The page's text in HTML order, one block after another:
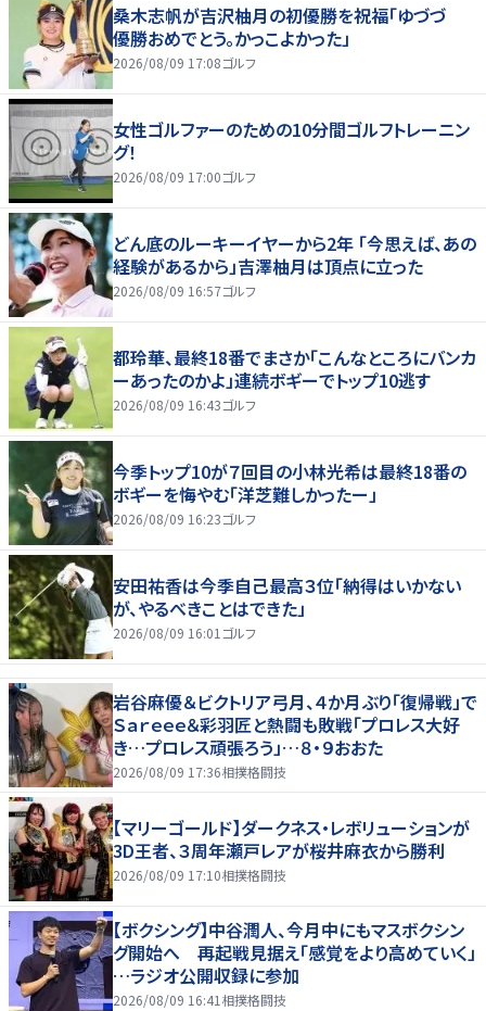
桑木志帆が吉沢柚月の初優勝を祝福「ゆづづ
優勝おめでとう。かっこよかった」
2026/08/09 17:08ゴルフ
女性ゴルファーのための10分間ゴルフトレーニン
グ！
2026/08/09 17:00ゴルフ
どん底のルーキーイヤーから2年 「今思えば、あの
経験があるから」吉澤柚月は頂点に立った
2026/08/09 16:57ゴルフ
都玲華、最終18番でまさか「こんなところにバンカ
ーあったのかよ」連続ボギーでトップ10逃す
2026/08/09 16:43ゴルフ
今季トップ10が７回目の小林光希は最終18番の
ボギーを悔やむ「洋芝難しかったー」
2026/08/09 16:23ゴルフ
安田祐香は今季自己最高３位「納得はいかない
が、やるべきことはできた」
2026/08/09 16:01 ゴルフ
岩谷麻優＆ビクトリア弓月、４か月ぶり「復帰戦」で
Ｓａｒｅｅｅ＆彩羽匠と熱闘も敗戦「プロレス大好
き…プロレス頑張ろう」…８・９おおた
2026/08/09 17:36相撲格闘技
【マリーゴールド】ダークネス・レボリューションが
3D王者、３周年瀬戸レアが桜井麻衣から勝利
2026/08/09 17:10相撲格闘技
【ボクシング】中谷潤人、今月中にもマスボクシン
グ開始へ 再起戦見据え「感覚をより高めていく」
…ラジオ公開収録に参加
2026/08/09 16:41 相撲格闘技